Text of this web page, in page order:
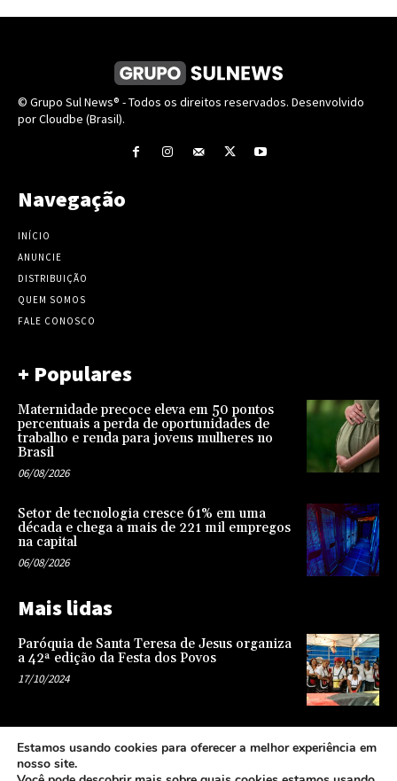
© Grupo Sul News® - Todos os direitos reservados. Desenvolvido
por Cloudbe (Brasil).
Navegação
INÍCIO
ANUNCIE
DISTRIBUIÇÃO
QUEM SOMOS
FALE CONOSCO
+ Populares
Maternidade precoce eleva em 50 pontos
percentuais a perda de oportunidades de
trabalho e renda para jovens mulheres no
Brasil
06/08/2026
Setor de tecnologia cresce 61% em uma
década e chega a mais de 221 mil empregos
na capital
06/08/2026
Mais lidas
Paróquia de Santa Teresa de Jesus organiza
a 42ª edição da Festa dos Povos
17/10/2024
Representatividade na infância: o papel da
escola na formação de uma sociedade mais
justa e equitativa
Estamos usando cookies para oferecer a melhor experiência em
nosso site.